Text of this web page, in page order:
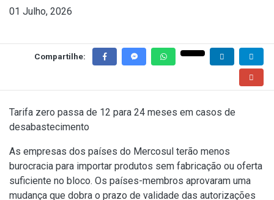
01 Julho, 2026
Compartilhe:
Tarifa zero passa de 12 para 24 meses em casos de
desabastecimento
As empresas dos países do Mercosul terão menos
burocracia para importar produtos sem fabricação ou oferta
suficiente no bloco. Os países-membros aprovaram uma
mudança que dobra o prazo de validade das autorizações